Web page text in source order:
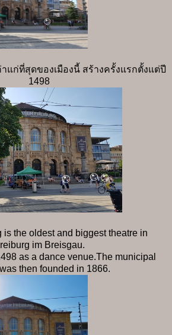
แก่ที่สุดของเมืองนี้ สร้างครั้งแรกตั้งแต่ปี
1498
is the oldest and biggest theatre in
im Breisgau.
as a dance venue.The municipal
then founded in 1866.